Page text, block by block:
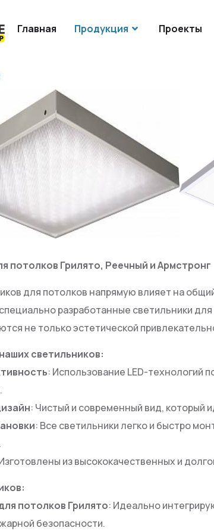
Главная Продукция Проекты
потолков Грилято, Реечный и Армстронг
для потолков напрямую влияет на
разработанные светильники
не только эстетической
светильников:
: Использование LED-технологий
: Чистый и современный вид, который
: Все светильники легко и быстро
из высококачественных и
потолков Грилято: Идеально
безопасности.